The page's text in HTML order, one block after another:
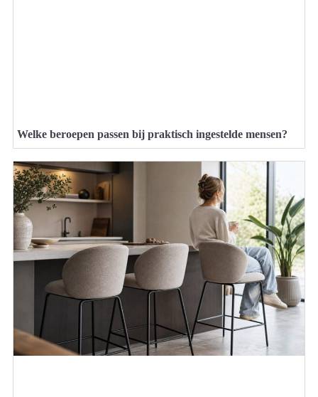
Welke beroepen passen bij praktisch ingestelde mensen?